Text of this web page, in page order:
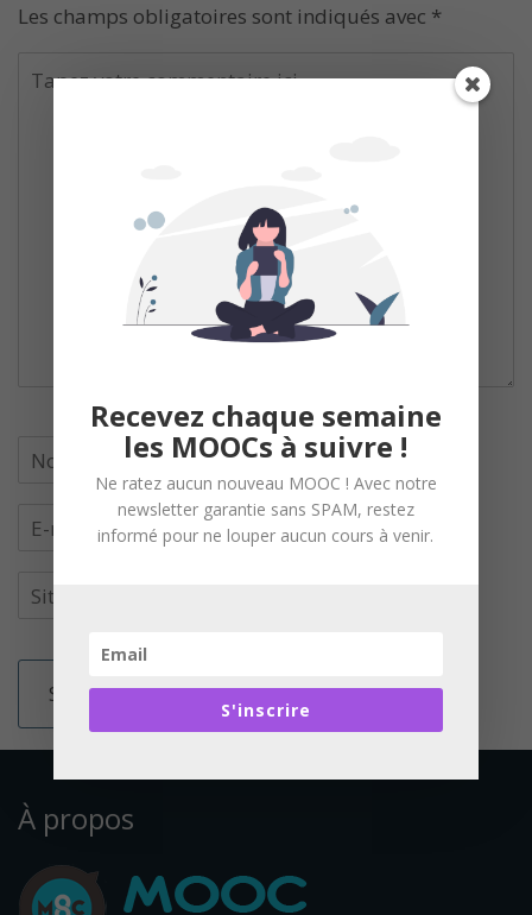
Les champs obligatoires sont indiqués avec *
À propos
Recevez chaque semaine
les MOOCs à suivre !
Ne ratez aucun nouveau MOOC ! Avec notre
newsletter garantie sans SPAM, restez
informé pour ne louper aucun cours à venir.
S'inscrire